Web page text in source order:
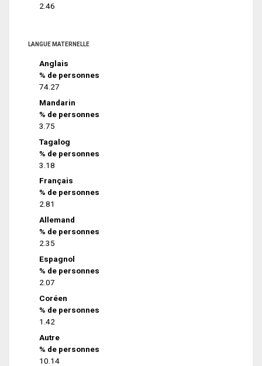
2.46
LANGUE MATERNELLE
Anglais
% de personnes
74.27
Mandarin
% de personnes
3.75
Tagalog
% de personnes
3.18
Français
% de personnes
2.81
Allemand
% de personnes
2.35
Espagnol
% de personnes
2.07
Coréen
% de personnes
1.42
Autre
% de personnes
10.14